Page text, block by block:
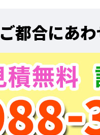
ご都合にあ